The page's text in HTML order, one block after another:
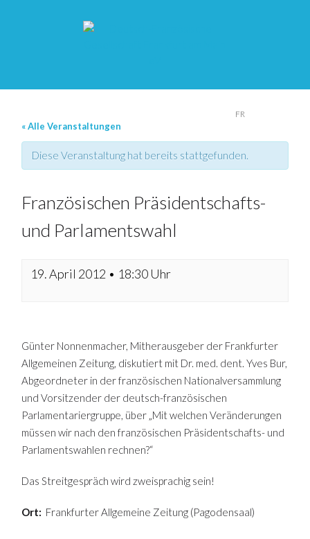
FR
« Alle Veranstaltungen
Diese Veranstaltung hat bereits stattgefunden.
Französischen Präsidentschafts-
und Parlamentswahl
19. April 2012 • 18:30 Uhr
Günter Nonnenmacher, Mitherausgeber der Frankfurter
Allgemeinen Zeitung, diskutiert mit Dr. med. dent. Yves Bur,
Abgeordneter in der französischen Nationalversammlung
und Vorsitzender der deutsch-französischen
Parlamentariergruppe, über „Mit welchen Veränderungen
müssen wir nach den französischen Präsidentschafts- und
Parlamentswahlen rechnen?“
Das Streitgespräch wird zweisprachig sein!
Ort: Frankfurter Allgemeine Zeitung (Pagodensaal)